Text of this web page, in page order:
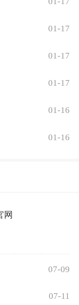
01-17
01-17
01-17
01-16
01-16
网
07-09
07-11